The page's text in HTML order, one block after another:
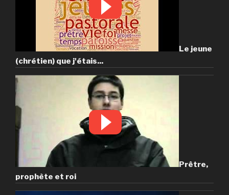
Le jeune
(chrétien) que j'étais...
Prêtre,
prophète et roi